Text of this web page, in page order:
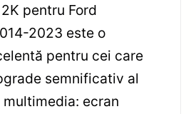
pentru Ford
2023 este o
pentru cei care
semnificativ al
ecran